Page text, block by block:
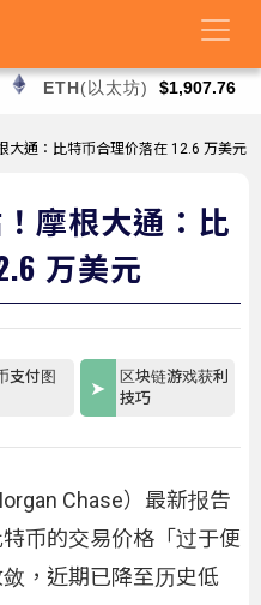
ETH(以太坊) $1,907.76
大通：比特币合理价落在 12.6 万美元
摩根大通：比
万美元
支付图
区块链游戏获利
技巧
Chase）最新报告
币的交易价格「过于便
，近期已降至历史低